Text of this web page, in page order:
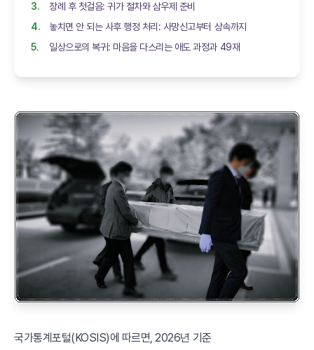
장례 후 첫걸음: 귀가 절차와 삼우제 준비
놓치면 안 되는 사후 행정 처리: 사망신고부터 상속까지
일상으로의 복귀: 마음을 다스리는 애도 과정과 49재
국가통계포털(KOSIS)에 따르면, 2026년 기준